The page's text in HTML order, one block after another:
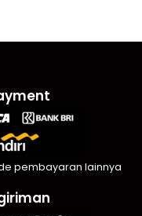
pembayaran lainnya